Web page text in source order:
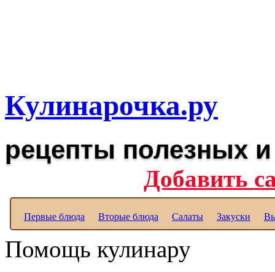
Кулинарочка.ру
рецепты полезных
Добавить
Первые блюда Вторые блюда Салаты Закуски
Помощь кулинару